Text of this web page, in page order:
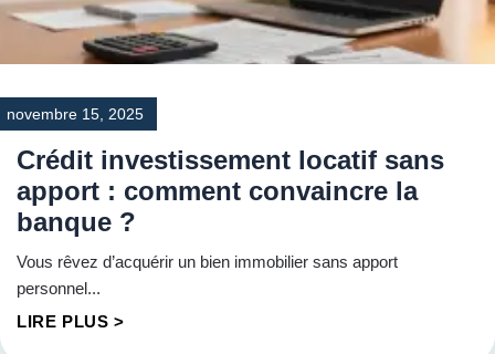
novembre 15, 2025
Crédit investissement locatif sans
apport : comment convaincre la
banque ?
Vous rêvez d’acquérir un bien immobilier sans apport
personnel...
LIRE PLUS >